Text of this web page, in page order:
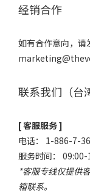
经销合作
如有合作意向，请
联系我们（台
[ 客服服务 ]
电话： 1-886-7-
服务时间： 09:00-
*客服专线仅提供
箱联系。